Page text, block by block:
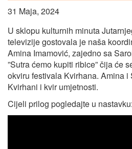
31 Maja, 2024
U sklopu kulturnih minuta
televizije gostovala je naša
Amina Imamović, zajedno sa
”Sutra ćemo kupiti ribice” čija će
okviru festivala Kvirhana. Amina i
Kvirhani i kvir umjetnosti.
Cijeli prilog pogledajte u nastavku: